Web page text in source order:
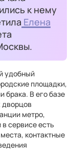
к нему
Елена
удобный
площадки,
брака. В его базе
дворцов
метро,
сервисе есть
контактные